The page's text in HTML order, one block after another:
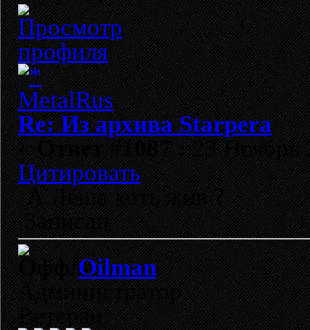
Re: Из архива Starpera
«Ответ #1087 :23 Ноябрь
Цитировать
А Леша хоть жив ?
Записан
Oilman
Администратор
Ветеран